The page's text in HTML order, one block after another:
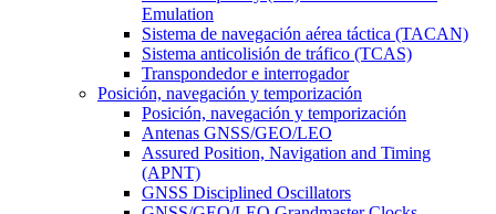
Emulation
Sistema de navegación aérea táctica (TACAN)
Sistema anticolisión de tráfico (TCAS)
Transpondedor e interrogador
Posición, navegación y temporización
Posición, navegación y temporización
Antenas GNSS/GEO/LEO
Assured Position, Navigation and Timing
(APNT)
GNSS Disciplined Oscillators